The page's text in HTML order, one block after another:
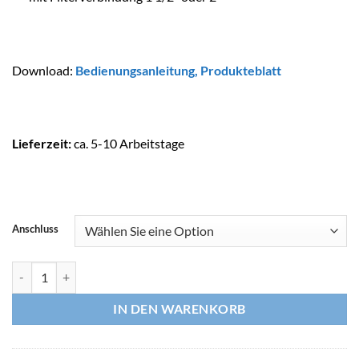
Download: Bedienungsanleitung Produkteblatt
Lieferzeit:ca. 5-10 Arbeitstage
Anschluss
IN DEN WARENKORB